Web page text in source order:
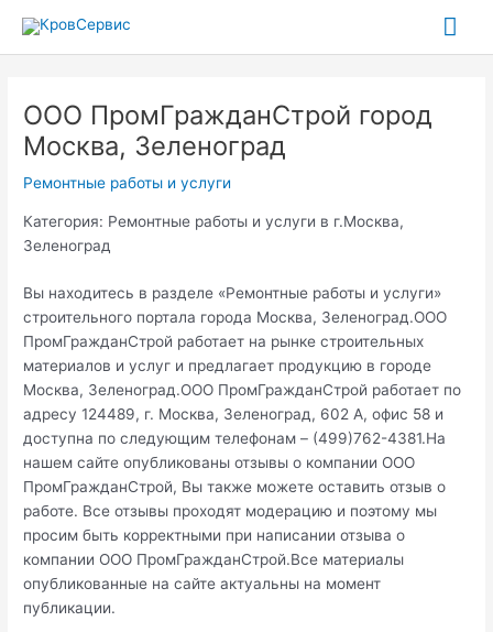
содержимому
ООО ПромГражданСтрой город
Москва, Зеленоград
Ремонтные работы и услуги
Категория: Ремонтные работы и услуги в г.Москва,
Зеленоград
Вы находитесь в разделе «Ремонтные работы и услуги»
строительного портала города Москва, Зеленоград.ООО
ПромГражданСтрой работает на рынке строительных
материалов и услуг и предлагает продукцию в городе
Москва, Зеленоград.ООО ПромГражданСтрой работает по
адресу 124489, г. Москва, Зеленоград, 602 А, офис 58 и
доступна по следующим телефонам – (499)762-4381.На
нашем сайте опубликованы отзывы о компании ООО
ПромГражданСтрой, Вы также можете оставить отзыв о
работе. Все отзывы проходят модерацию и поэтому мы
просим быть корректными при написании отзыва о
компании ООО ПромГражданСтрой.Все материалы
опубликованные на сайте актуальны на момент
публикации.